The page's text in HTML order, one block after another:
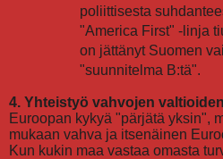
poliittisesta
"America First" -linja
on jättänyt Suomen
"suunnitelma B:tä".
4. Yhteistyö vahvojen
Euroopan kykyä "pärjätä yksin",
mukaan vahva ja itsenäinen
Kun kukin maa vastaa omasta